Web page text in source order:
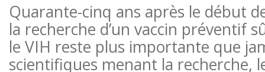
Quarante-cinq ans après le début
la recherche d’un vaccin préventif
le VIH reste plus importante que
scientifiques menant la recherche,